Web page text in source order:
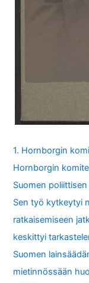
1. Hornborgin
Hornborgin
Suomen
Sen työ kytkeytyi
ratkaisemiseen
keskittyi
Suomen
mietinnössään